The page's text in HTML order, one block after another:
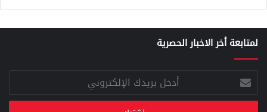
لمتابعة أخر الاخبار الحصرية
أدخل
بريدك
الإلكتروني